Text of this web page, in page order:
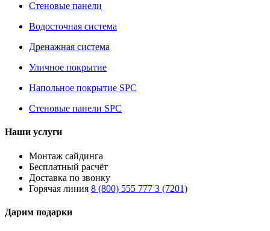
Стеновые панели
Водосточная система
Дренажная система
Уличное покрытие
Напольное покрытие SPC
Стеновые панели SPC
Наши услуги
Монтаж сайдинга
Бесплатный расчёт
Доставка по звонку
Горячая линия 8 (800) 555 777 3 (7201)
Дарим подарки